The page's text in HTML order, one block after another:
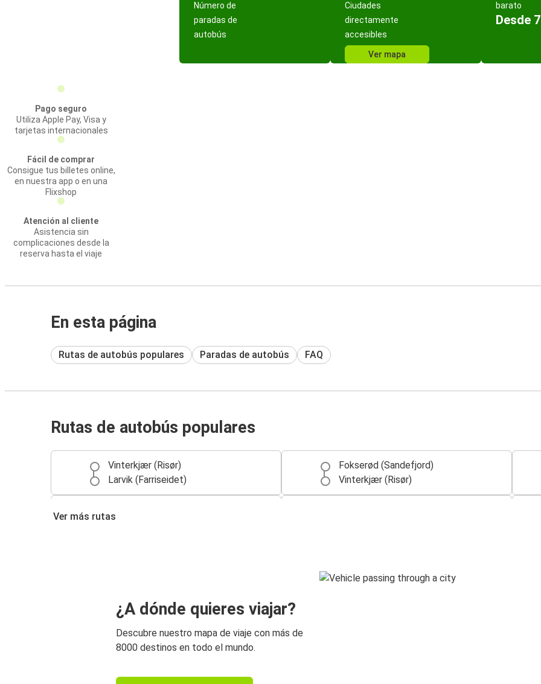
Número de
paradas de
autobús
Ciudades
directamente
accesibles
Ver mapa
barato
Desde
Pago seguro
Utiliza Apple Pay, Visa y
tarjetas internacionales
Fácil de comprar
Consigue tus billetes online,
en nuestra app o en una
Flixshop
Atención al cliente
Asistencia sin
complicaciones desde la
reserva hasta el viaje
En esta página
Rutas de autobús populares Paradas de autobús FAQ
Rutas de autobús populares
Vinterkjær (Risør)
Larvik (Farriseidet)
Fokserød (Sandefjord)
Vinterkjær (Risør)
Ver más rutas
¿A dónde quieres viajar?
Descubre nuestro mapa de viaje con más de
8000 destinos en todo el mundo.